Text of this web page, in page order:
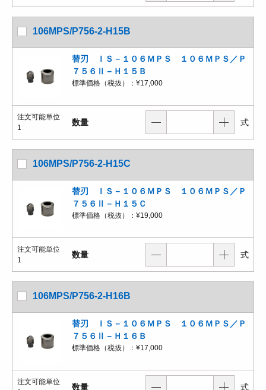
106MPS/P756-2-H15B
替刃 ＩＳ－１０６ＭＰＳ １０６ＭＰＳ／Ｐ
７５６Ⅱ－Ｈ１５Ｂ
標準価格（税抜）： ¥17,000
注文可能単位
1
数量 式
106MPS/P756-2-H15C
替刃 ＩＳ－１０６ＭＰＳ １０６ＭＰＳ／Ｐ
７５６Ⅱ－Ｈ１５Ｃ
標準価格（税抜）： ¥19,000
注文可能単位
1
数量 式
106MPS/P756-2-H16B
替刃 ＩＳ－１０６ＭＰＳ １０６ＭＰＳ／Ｐ
７５６Ⅱ－Ｈ１６Ｂ
標準価格（税抜）： ¥17,000
注文可能単位
数量 式